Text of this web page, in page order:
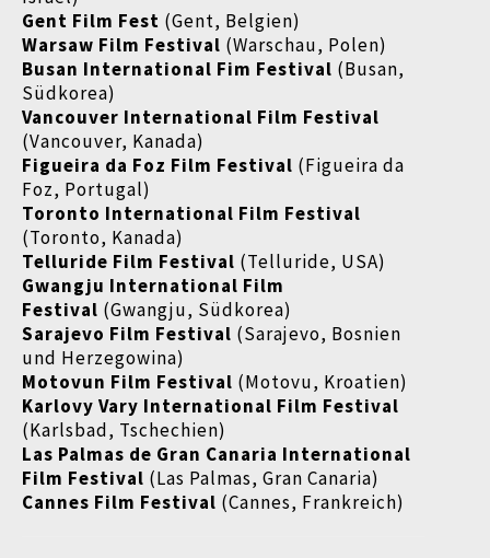
Gent Film Fest (Gent, Belgien)
Warsaw Film Festival (Warschau, Polen)
Busan International Fim Festival (Busan,
Südkorea)
Vancouver International Film Festival
(Vancouver, Kanada)
Figueira da Foz Film Festival (Figueira da
Foz, Portugal)
Toronto International Film Festival
(Toronto, Kanada)
Telluride Film Festival (Telluride, USA)
Gwangju International Film
Festival (Gwangju, Südkorea)
Sarajevo Film Festival (Sarajevo, Bosnien
und Herzegowina)
Motovun Film Festival (Motovu, Kroatien)
Karlovy Vary International Film Festival
(Karlsbad, Tschechien)
Las Palmas de Gran Canaria International
Film Festival (Las Palmas, Gran Canaria)
Cannes Film Festival (Cannes, Frankreich)